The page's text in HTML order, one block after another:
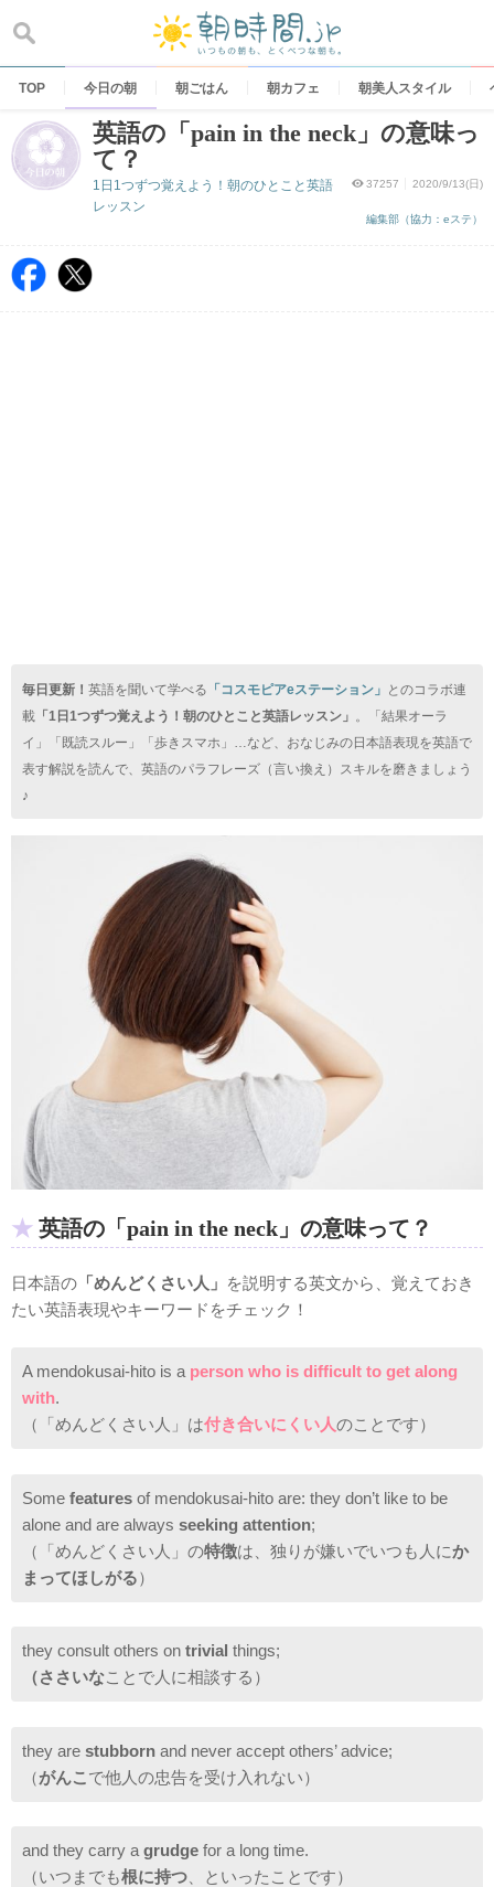
content
TOP 今日の朝 朝ごはん 朝カフェ 朝美人スタイル
英語の「pain in the neck」の意味っ
て？
37257 2020/9/13(日)
編集部（協力：eステ）
1日1つずつ覚えよう！朝のひとこと英語
レッスン
毎日更新！ 英語を聞いて学べる 「コスモピアeステーション」 とのコラボ連
載 「1日1つずつ覚えよう！朝のひとこと英語レッスン」 。「結果オーラ
イ」「既読スルー」「歩きスマホ」…など、おなじみの日本語表現を英語で
表す解説を読んで、英語のパラフレーズ（言い換え）スキルを磨きましょう
♪
英語の「pain in the neck」の意味って？
日本語の 「めんどくさい人」 を説明する英文から、覚えておき
たい英語表現やキーワードをチェック！
A mendokusai-hito is a person who is difficult to get along
with.
（「めんどくさい人」は付き合いにくい人のことです）
Some features of mendokusai-hito are: they don’t like to be
alone and are always seeking attention;
（「めんどくさい人」の特徴は、独りが嫌いでいつも人にか
まってほしがる）
they consult others on trivial things;
（ささいなことで人に相談する）
they are stubborn and never accept others’ advice;
（がんこ で他人の忠告を受け入れない）
and they carry a grudge for a long time.
（いつまでも根に持つ 、といったことです）